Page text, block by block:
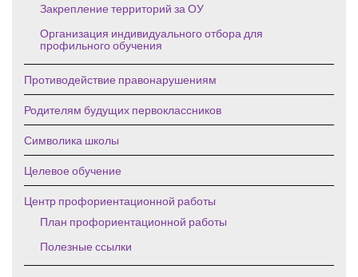
Закрепление территорий за ОУ
Организация индивидуального отбора для
профильного обучения
Противодействие правонарушениям
Родителям будущих первоклассников
Символика школы
Целевое обучение
Центр профориентационной работы
План профориентационной работы
Полезные ссылки